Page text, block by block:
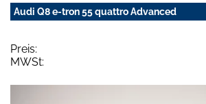
Audi Q8 e-tron 55 quattro Advanced
Preis:
MWSt: